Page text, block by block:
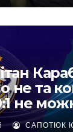
не та
не
САПОТЮК